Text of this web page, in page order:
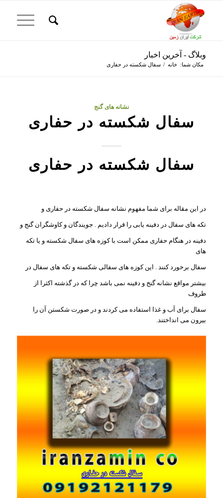
وبلاگ - آخرین اخبار
مکان شما: خانه / سفال شکسته در حفاری
نشانه های گنج
سفال شکسته در حفاری
سفال شکسته در حفاری
در این مقاله برای شما مفهوم نشانه سفال شکسته در حفاری و
تکه های سفال در دفینه یابی را قرار دادیم . جویندگان و کاوشگران گنج و
دفینه در هنگام حفاری ممکن است با کوزه های سفال شکسته و یا تکه
های
سفال برخورد کنند . این کوزه های سفالی شکسته و تکه های سفال در
بیشتر مواقع نشانه گنج و دفینه نمی باشد چرا که در گذشته اکثرا از
ظروف
سفال برای آب و غذا استفاده می کردند و در صورت شکستن آن را
بیرون می انداختند.